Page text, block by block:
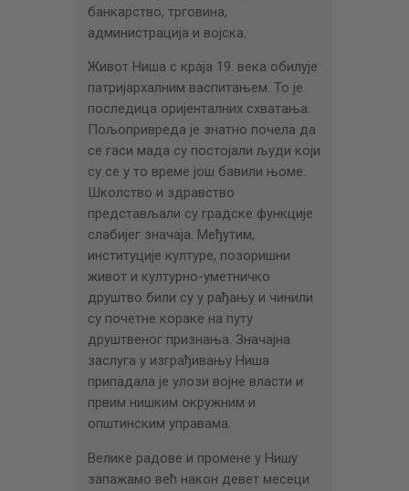
банкарство, трговина,
администрација и војска.
Живот Ниша с краја 19. века обилује
патријархалним васпитањем. То је
последица оријенталних схватања.
Пољопривреда је знатно почела да
се гаси мада су постојали људи који
су се у то време још бавили њоме.
Школство и здравство
представљали су градске функције
слабијег значаја. Међутим,
институције културе, позоришни
живот и културно-уметничко
друштво били су у рађању и чинили
су почетне кораке на путу
друштвеног признања. Значајна
заслуга у изграђивању Ниша
припадала је улози војне власти и
првим нишким окружним и
општинским управама.
Велике радове и промене у Нишу
запажамо већ након девет месеци